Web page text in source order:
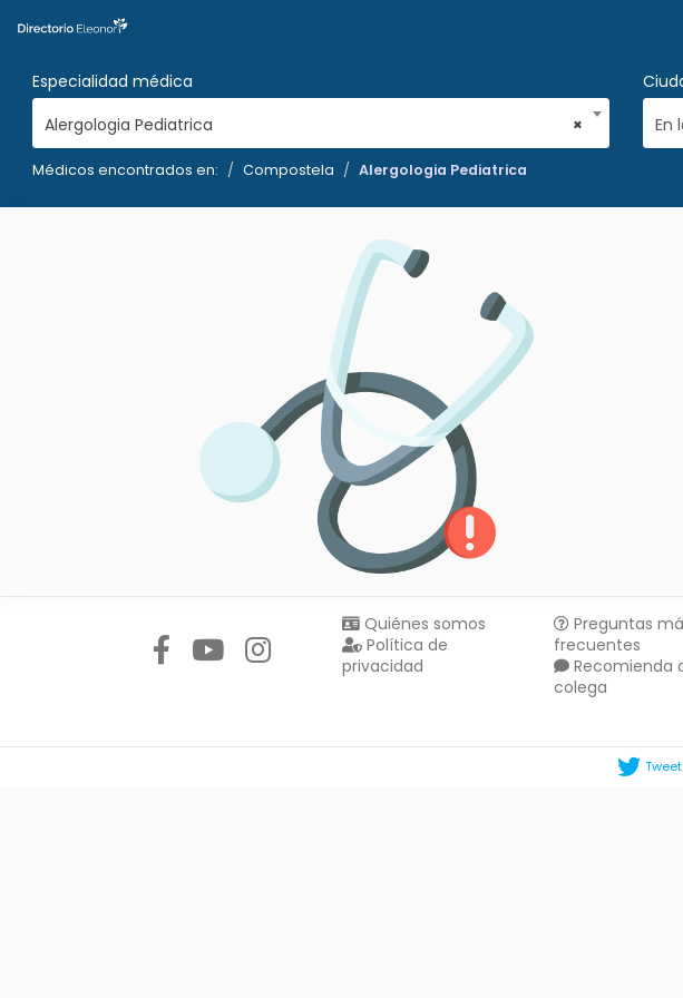
Especialidad médica
×
Alergologia Pediatrica
En
Médicos encontrados en: Compostela Alergologia Pediatrica
Quiénes somos
Política de
privacidad
Preguntas
frecuentes
Recomienda
colega
Tweet